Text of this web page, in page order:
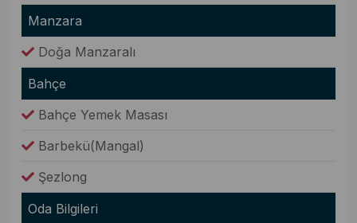
Manzara
Doğa Manzaralı
Bahçe
Bahçe Yemek Masası
Barbekü(Mangal)
Şezlong
Oda Bilgileri